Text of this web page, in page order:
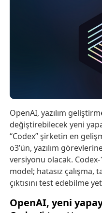
OpenAI, yazılım
değiştirebilecek yeni
“Codex” şirketin en
o3’ün, yazılım
versiyonu olacak.
model; hatasız çalışma,
çıktısını test edebilme
OpenAI, yeni